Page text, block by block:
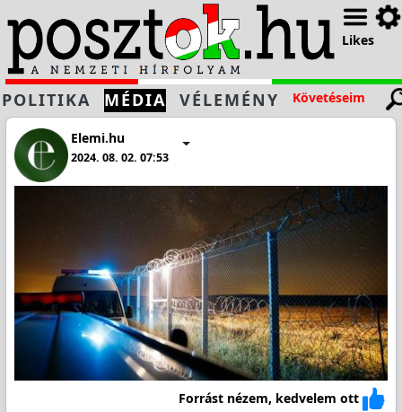
Likes
POLITIKA MÉDIA VÉLEMÉNY Követéseim
Elemi.hu
2024. 08. 02. 07:53
Forrást nézem, kedvelem ott